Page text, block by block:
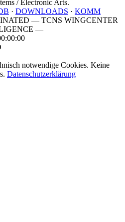
/ Electronic Arts.
· DOWNLOADS · KOMM
— TCNS WINGCENTER
—
notwendige Cookies. Keine
Datenschutzerklärung